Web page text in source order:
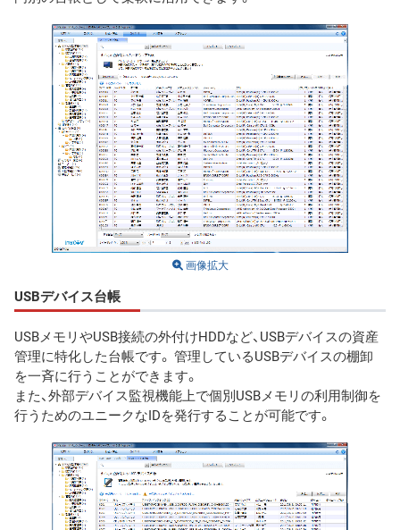
画像拡大
USBデバイス台帳
USBメモリやUSB接続の外付けHDDなど、USBデバイスの資産
管理に特化した台帳です。 管理しているUSBデバイスの棚卸
を一斉に行うことができます。
また、外部デバイス監視機能上で個別USBメモリの利用制御を
行うためのユニークなIDを発行することが可能です。